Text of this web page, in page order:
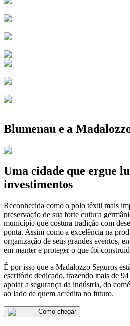
Blumenau e a
Uma cidade que ergue
investimentos
Reconhecida como o polo têxtil mais
preservação de sua forte cultura
município que costura tradição com
ponta. Assim como a excelência na
organização de seus grandes eventos,
em manter e proteger o que foi
É por isso que a Madalozzo Seguros
escritório dedicado, trazendo mais de
apoiar a segurança da indústria, do
ao lado de quem acredita no futuro.
Como chegar